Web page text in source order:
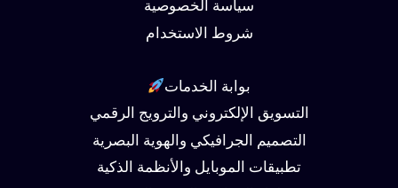
سياسة الخصوصية
شروط الاستخدام
بوابة الخدمات
التسويق الإلكتروني والترويج الرقمي
التصميم الجرافيكي والهوية البصرية
تطبيقات الموبايل والأنظمة الذكية